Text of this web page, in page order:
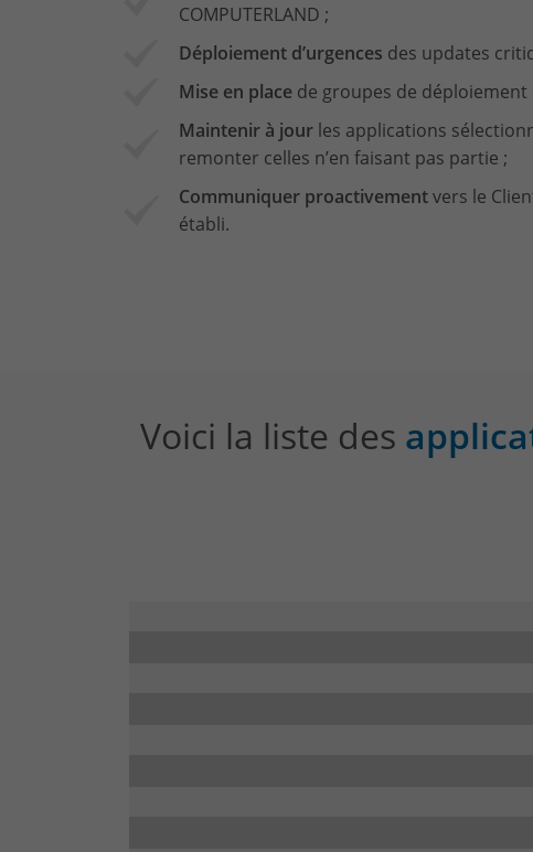
COMPUTERLAND ;
Déploiement d’urgences des updates
Mise en place de groupes de
Maintenir à jour les applications
remonter celles n’en faisant pas partie ;
Communiquer proactivementvers le
établi.
Voici la liste des